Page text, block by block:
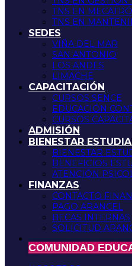
TNS EN
TNS EN
SEDES
VIÑA DEL MAR
SAN ANTONIO
LOS ANDES
LIMACHE
CAPACITACIÓN
CURSOS SENCE
EDUCACIÓN
CURSOS
ADMISIÓN
BIENESTAR
BIENESTAR
BENEFICIOS
ATENCIÓN
FINANZAS
CONTACTO
PAGO ARANCEL
BECAS INTERNAS
SOLICITUD
COMUNIDAD